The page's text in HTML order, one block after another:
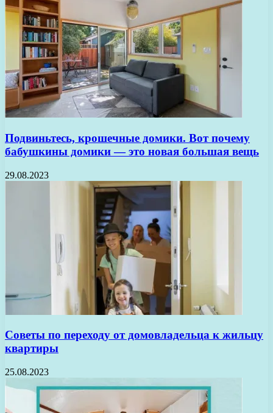
Подвиньтесь, крошечные домики. Вот почему
бабушкины домики — это новая большая вещь
29.08.2023
Советы по переходу от домовладельца к жильцу
квартиры
25.08.2023